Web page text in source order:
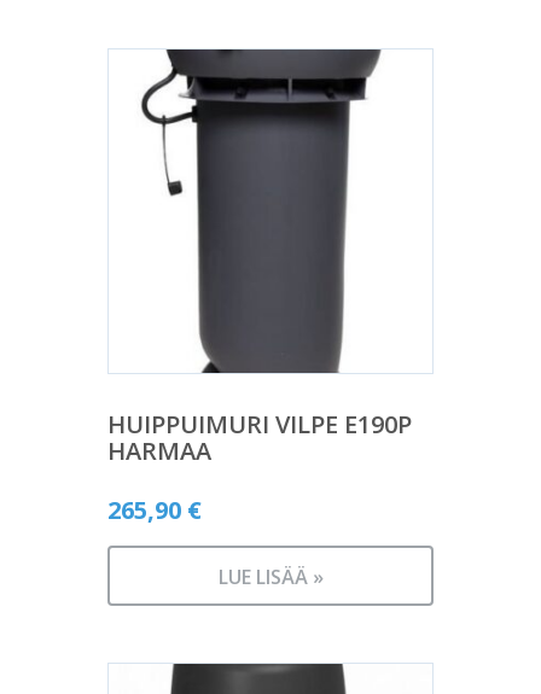
HUIPPUIMURI VILPE E190P
HARMAA
265,90 €
LUE LISÄÄ »